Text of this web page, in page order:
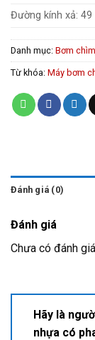
Đường kính xả:
Danh mục: Bơm
Từ khóa: Máy bơm
Đánh giá (0)
Đánh giá
Chưa có đánh
Hãy là
nhựa có